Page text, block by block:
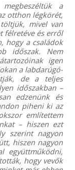
a
otthon légkörét,
mivel van
félretéve és erről
hogy a családok
időszak. Nem
igen
a labdarúgó-
de a teljes
időszakban –
edzenünk és
piheni ki az
említettem
– hiszen ezt
szerint nagyon
hiszen nagyon
együttműködni,
hogy vevők